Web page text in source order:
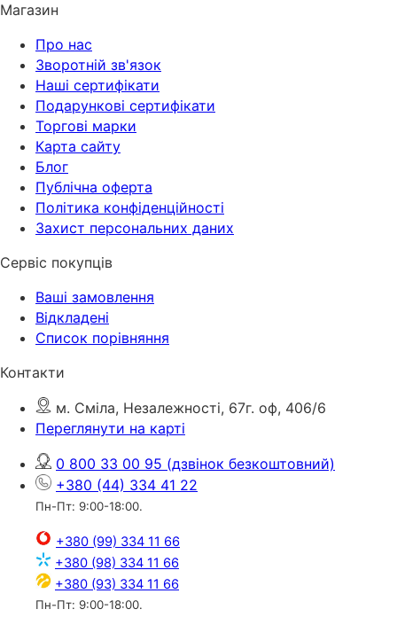
Магазин
Про нас
Зворотній зв'язок
Наші сертифікати
Подарункові сертифікати
Торгові марки
Карта сайту
Блог
Публічна оферта
Політика конфіденційності
Захист персональних даних
Сервіс покупців
Ваші замовлення
Відкладені
Список порівняння
Контакти
м. Сміла, Незалежності, 67г. оф, 406/6
Переглянути на карті
0 800 33 00 95 (дзвінок безкоштовний)
+380 (44) 334 41 22
Пн-Пт: 9:00-18:00.
+380 (99) 334 11 66
+380 (98) 334 11 66
+380 (93) 334 11 66
Пн-Пт: 9:00-18:00.